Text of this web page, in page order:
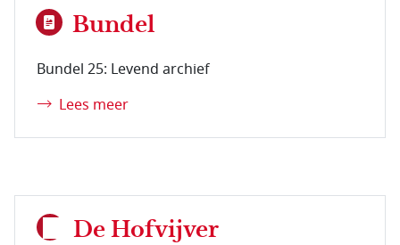
Bundel
Bundel 25: Levend archief
Lees meer
De Hofvijver